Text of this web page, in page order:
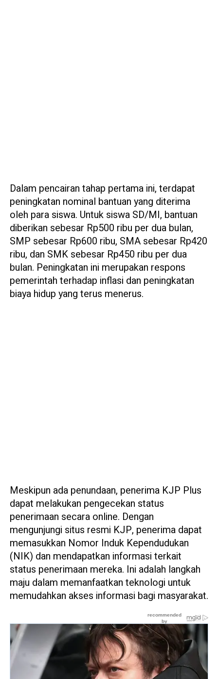
Dalam pencairan tahap pertama ini, terdapat
peningkatan nominal bantuan yang diterima
oleh para siswa. Untuk siswa SD/MI, bantuan
diberikan sebesar Rp500 ribu per dua bulan,
SMP sebesar Rp600 ribu, SMA sebesar Rp420
ribu, dan SMK sebesar Rp450 ribu per dua
bulan. Peningkatan ini merupakan respons
pemerintah terhadap inflasi dan peningkatan
biaya hidup yang terus menerus.
Meskipun ada penundaan, penerima KJP Plus
dapat melakukan pengecekan status
penerimaan secara online. Dengan
mengunjungi situs resmi KJP, penerima dapat
memasukkan Nomor Induk Kependudukan
(NIK) dan mendapatkan informasi terkait
status penerimaan mereka. Ini adalah langkah
maju dalam memanfaatkan teknologi untuk
memudahkan akses informasi bagi masyarakat.